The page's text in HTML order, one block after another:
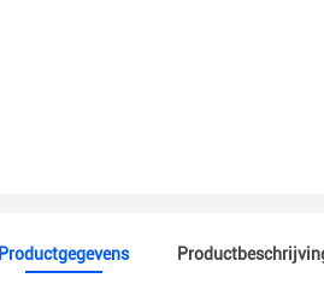
Productgegevens